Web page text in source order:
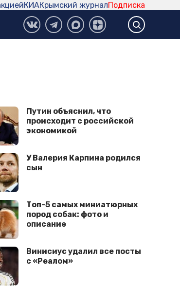
Подписка
Крымский журнал
КИА
Путин объяснил, что
происходит с российской
экономикой
У Валерия Карпина родился
сын
Топ-5 самых миниатюрных
пород собак: фото и
описание
Винисиус удалил все посты
с «Реалом»